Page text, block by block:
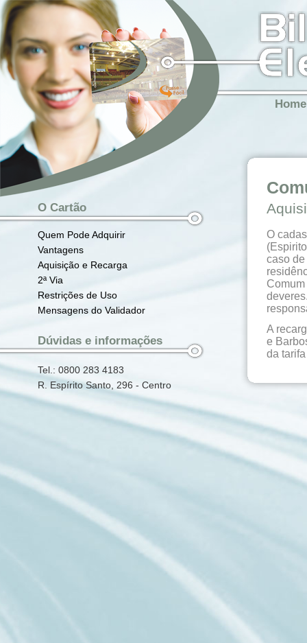
Home
O Cartão
Quem Pode Adquirir
Vantagens
Aquisição e Recarga
2ª Via
Restrições de Uso
Mensagens do Validador
Dúvidas e informações
Tel.: 0800 283 4183
R. Espírito Santo, 296 - Centro
O
caso
A
e
da